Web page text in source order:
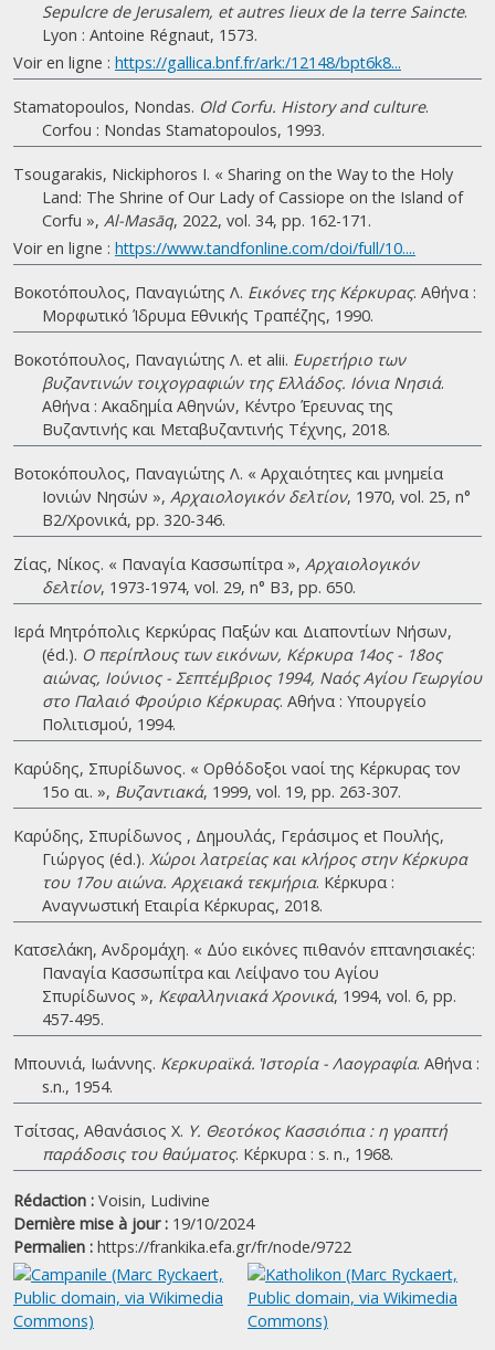
Sepulcre de Jerusalem, et autres lieux de la terre Saincte.
Lyon : Antoine Régnaut, 1573.
Voir en ligne : https://gallica.bnf.fr/ark:/12148/bpt6k8...
Stamatopoulos, Nondas. Old Corfu. History and culture.
Corfou : Nondas Stamatopoulos, 1993.
Tsougarakis, Nickiphoros I. « Sharing on the Way to the Holy
Land: The Shrine of Our Lady of Cassiope on the Island of
Corfu », Al-Masāq, 2022, vol. 34, pp. 162-171.
Voir en ligne : https://www.tandfonline.com/doi/full/10....
Βοκοτόπουλος, Παναγιώτης Λ. Εικόνες της Κέρκυρας. Αθήνα :
Μορφωτικό Ίδρυμα Εθνικής Τραπέζης, 1990.
Βοκοτόπουλος, Παναγιώτης Λ. et alii. Ευρετήριο των
βυζαντινών τοιχογραφιών της Ελλάδος. Ιόνια Νησιά.
Αθήνα : Ακαδημία Αθηνών, Κέντρο Έρευνας της
Βυζαντινής και Μεταβυζαντινής Τέχνης, 2018.
Βοτοκόπουλος, Παναγιώτης Λ. « Αρχαιότητες και μνημεία
Ιονιών Νησών », Αρχαιολογικόν δελτίον, 1970, vol. 25, n°
B2/Χρονικά, pp. 320-346.
Ζίας, Νίκος. « Παναγία Κασσωπίτρα », Αρχαιολογικόν
δελτίον, 1973-1974, vol. 29, n° B3, pp. 650.
Ιερά Μητρόπολις Κερκύρας Παξών και Διαποντίων Νήσων,
(éd.). Ο περίπλους των εικόνων, Κέρκυρα 14ος - 18ος
αιώνας, Ιούνιος - Σεπτέμβριος 1994, Ναός Αγίου Γεωργίου
στο Παλαιό Φρούριο Κέρκυρας. Αθήνα : Υπουργείο
Πολιτισμού, 1994.
Καρύδης, Σπυρίδωνος. « Ορθόδοξοι ναοί της Κέρκυρας τον
15ο αι. », Βυζαντιακά, 1999, vol. 19, pp. 263-307.
Καρύδης, Σπυρίδωνος , Δημουλάς, Γεράσιμος et Πουλής,
Γιώργος (éd.). Χώροι λατρείας και κλήρος στην Κέρκυρα
του 17ου αιώνα. Αρχειακά τεκμήρια. Κέρκυρα :
Αναγνωστική Εταιρία Κέρκυρας, 2018.
Κατσελάκη, Ανδρομάχη. « Δύο εικόνες πιθανόν επτανησιακές:
Παναγία Κασσωπίτρα και Λείψανο του Αγίου
Σπυρίδωνος », Κεφαλληνιακά Χρονικά, 1994, vol. 6, pp.
457-495.
Μπουνιά, Ιωάννης. Κερκυραϊκά. Ἱστορία - Λαογραφία. Αθήνα :
s.n., 1954.
Τσίτσας, Αθανάσιος Χ. Υ. Θεοτόκος Κασσιόπια : η γραπτή
παράδοσις του θαύματος. Κέρκυρα : s. n., 1968.
Rédaction : Voisin, Ludivine
Dernière mise à jour : 19/10/2024
Permalien : https://frankika.efa.gr/fr/node/9722